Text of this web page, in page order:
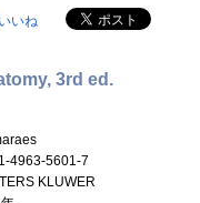
いいね
3rd ed.
4963-5601-7
KLUWER